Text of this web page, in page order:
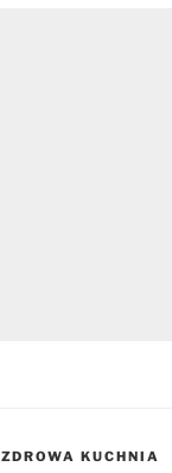
ZDROWA KUCHNIA